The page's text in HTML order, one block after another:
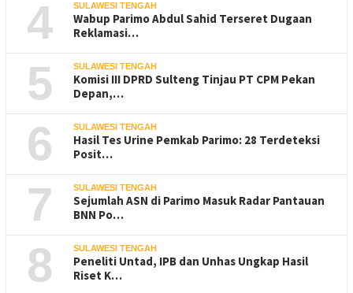
4 SULAWESI TENGAH
Wabup Parimo Abdul Sahid Terseret Dugaan
Reklamasi…
5 SULAWESI TENGAH
Komisi III DPRD Sulteng Tinjau PT CPM Pekan
Depan,…
6 SULAWESI TENGAH
Hasil Tes Urine Pemkab Parimo: 28 Terdeteksi
Posit…
7 SULAWESI TENGAH
Sejumlah ASN di Parimo Masuk Radar Pantauan
BNN Po…
8 SULAWESI TENGAH
Peneliti Untad, IPB dan Unhas Ungkap Hasil
Riset K…